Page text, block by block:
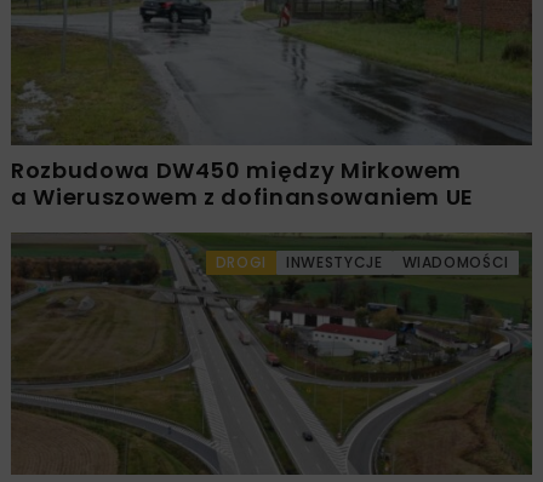
Rozbudowa DW450 między Mirkowem
a Wieruszowem z dofinansowaniem UE
DROGI INWESTYCJE WIADOMOŚCI